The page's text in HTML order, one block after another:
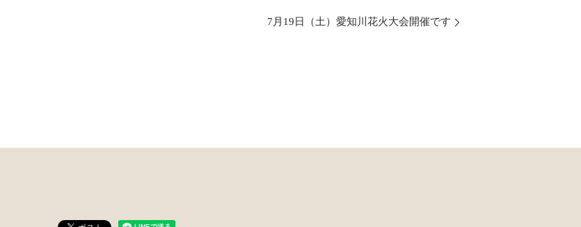
7月19日（土）愛知川花火大会開催です